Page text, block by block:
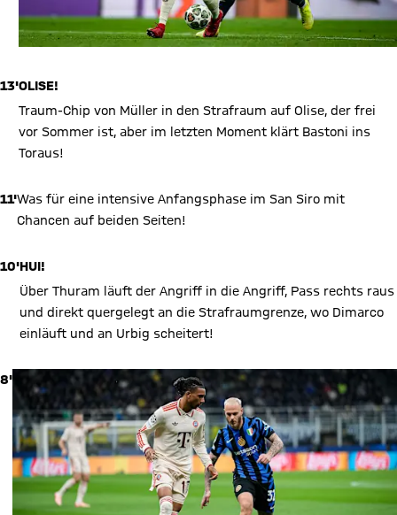
13'OLISE!
Traum-Chip von Müller in den Strafraum auf Olise, der frei
vor Sommer ist, aber im letzten Moment klärt Bastoni ins
Toraus!
11'Was für eine intensive Anfangsphase im San Siro mit
Chancen auf beiden Seiten!
10'HUI!
Über Thuram läuft der Angriff in die Angriff, Pass rechts raus
und direkt quergelegt an die Strafraumgrenze, wo Dimarco
einläuft und an Urbig scheitert!
8'